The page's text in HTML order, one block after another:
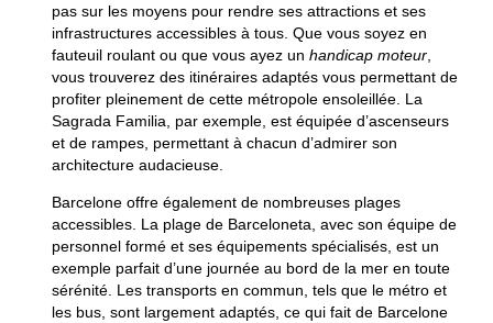
pas sur les moyens pour rendre ses attractions et ses
infrastructures accessibles à tous. Que vous soyez en
fauteuil roulant ou que vous ayez un handicap moteur,
vous trouverez des itinéraires adaptés vous permettant de
profiter pleinement de cette métropole ensoleillée. La
Sagrada Familia, par exemple, est équipée d’ascenseurs
et de rampes, permettant à chacun d’admirer son
architecture audacieuse.
Barcelone offre également de nombreuses plages
accessibles. La plage de Barceloneta, avec son équipe de
personnel formé et ses équipements spécialisés, est un
exemple parfait d’une journée au bord de la mer en toute
sérénité. Les transports en commun, tels que le métro et
les bus, sont largement adaptés, ce qui fait de Barcelone